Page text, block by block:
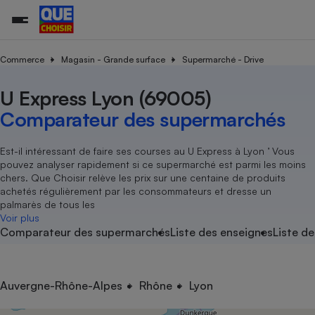
Commerce Magasin - Grande surface Supermarché - Drive
U Express Lyon (69005)
Comparateur des supermarchés
Est-il intéressant de faire ses courses au U Express à Lyon ’ Vous
pouvez analyser rapidement si ce supermarché est parmi les moins
chers. Que Choisir relève les prix sur une centaine de produits
achetés régulièrement par les consommateurs et dresse un
palmarès de tous les
Voir plus
Comparateur des supermarchésListe des enseignesListe
Auvergne-Rhône-Alpes Rhône Lyon
Nutrition
Assurance auto
Magasin - Grande surface
Méthode de vente -
Organismes de défense
Système judiciairegratuit
Déchet
Achat - Vente - Travaux
Location
Sport
électrique
Démarche administrative
Senior
Service marchand
Train
Transport aérien
Toutes les actualités
Enquêtes
Guides d'achat
Conseils
Brèves
Tous les services
Soumettre un litige
Lettres types
Rencontrer une association locale
Tous nos combats
Nos actions
Nos grandes victoires
Les billets de la présidente
Nos associations locales
Nous rejoindre
En savoir plus sur Que Choisir Ensemble
?
L’association
Nos missions
Notre méthodologie
Notre financement
Nos partenaires
Nous rejoindre